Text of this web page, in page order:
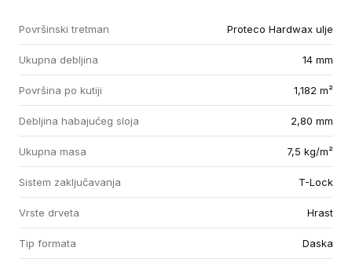
Površinski tretman Proteco Hardwax ulje
Ukupna debljina 14 mm
Površina po kutiji 1,182 m²
Debljina habajućeg sloja 2,80 mm
Ukupna masa 7,5 kg/m²
Sistem zaključavanja T-Lock
Vrste drveta Hrast
Tip formata Daska